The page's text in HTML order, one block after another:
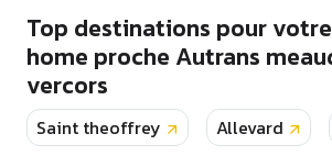
Top destinations pour
home proche Autrans
vercors
Saint theoffrey Allevard